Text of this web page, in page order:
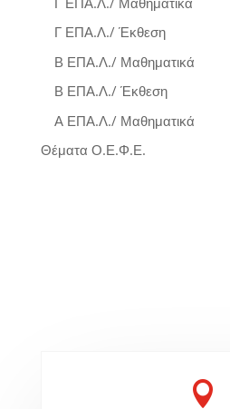
Γ ΕΠΑ.Λ./ Έκθεση
Β ΕΠΑ.Λ./ Μαθηματικά
Β ΕΠΑ.Λ./ Έκθεση
Α ΕΠΑ.Λ./ Μαθηματικά
Θέματα Ο.Ε.Φ.Ε.
